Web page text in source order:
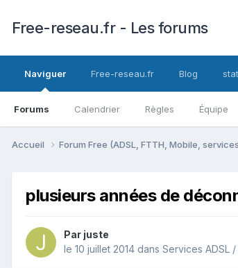
Free-reseau.fr - Les forums
Naviguer
Forums Calendrier Règles Équipe
Free-reseau.fr Blog
Accueil Forum Free (ADSL, FTTH, Mobile,
plusieurs années de
Par juste
le 10 juillet 2014 dans Services ADSL